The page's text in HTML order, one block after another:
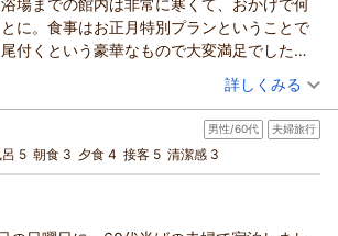
せて蟹にして年末から好評でしたので続け
よって2ケ月位な料理内容となっておりま
を皆様に満足していけるよう努めてまいり
顧の程、宜しくお願い致します。又のお越
す。
（返信日：2026/01/30）
に。食事はお正月特別プランということで
付くという豪華なもので大変満足でした
説明が無く残念に感じました。朝食に大き
驚きです。アレだけでご飯三杯食べられま
みて料金は妥当でしょうか。塩素が無ければ
宿でした。ただし、冬期は除いてですが。
（投稿日：2026/01/07）
宿泊 (夫婦旅行)
1/3限定】吉次付！極上年越し＆新年プラン
詳しくみる
男性/60代 夫婦旅行
呂 5 朝食 3 夕食 4 接客 5 清潔感 3